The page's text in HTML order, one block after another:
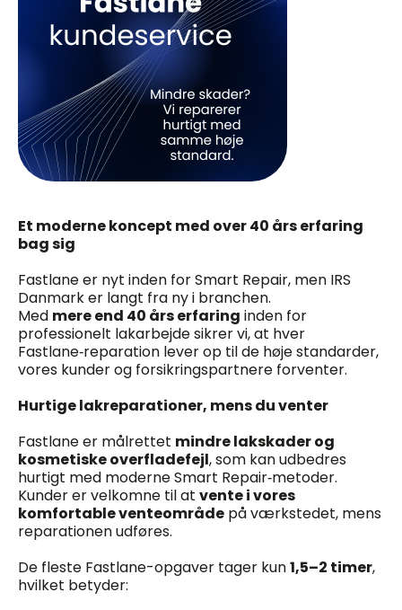
Et moderne koncept med over 40 års erfaring
bag sig
Fastlane er nyt inden for Smart Repair, men IRS
Danmark er langt fra ny i branchen.
Med mere end 40 års erfaring inden for
professionelt lakarbejde sikrer vi, at hver
Fastlane‑reparation lever op til de høje standarder,
vores kunder og forsikringspartnere forventer.
Hurtige lakreparationer, mens du venter
Fastlane er målrettet mindre lakskader og
kosmetiske overfladefejl, som kan udbedres
hurtigt med moderne Smart Repair‑metoder.
Kunder er velkomne til at vente i vores
komfortable venteområde på værkstedet, mens
reparationen udføres.
De fleste Fastlane-opgaver tager kun1,5–2 timer,
hvilket betyder: